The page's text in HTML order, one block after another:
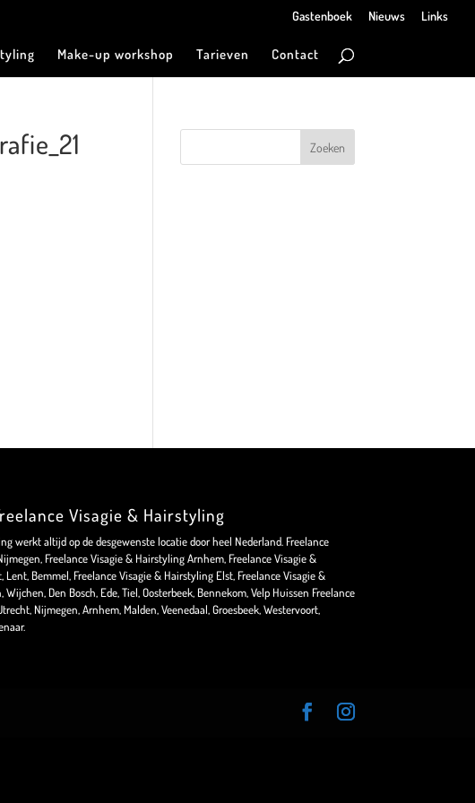
Gastenboek Nieuws Links
Make-up workshop Tarieven Contact
Visagie & Hairstyling
werkt altijd op de desgewenste locatie door heel Nederland. Freelance
Freelance Visagie & Hairstyling Arnhem, Freelance Visagie &
Lent, Bemmel, Freelance Visagie & Hairstyling Elst, Freelance Visagie &
Den Bosch, Ede, Tiel, Oosterbeek, Bennekom, Velp Huissen Freelance
Nijmegen, Arnhem, Malden, Veenedaal, Groesbeek, Westervoort,